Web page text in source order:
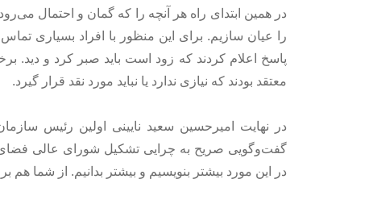
در همین ابتدای راه هر آنچه را که گمان و احتمال
را عیان سازیم. برای این منظور با افراد بسیاری
پاسخ اعلام کردند که زود است باید صبر کرد و دید.
معتقد بودند که نیازی ندارد یا نباید مورد نقد قرار گیرد.
در نهایت امیرحسین سعید نایینی اولین رئیس
گفت‌وگویی صریح به چرایی تشکیل شورای عالی فضای
در این مورد بیشتر بنویسیم و بیشتر بدانیم. از شما هم